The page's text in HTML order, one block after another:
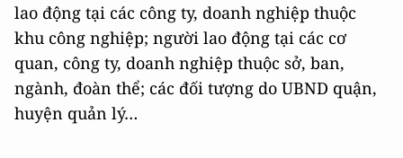
lao động tại các công ty, doanh nghiệp thuộc
khu công nghiệp; người lao động tại các cơ
quan, công ty, doanh nghiệp thuộc sở, ban,
ngành, đoàn thể; các đối tượng do UBND quận,
huyện quản lý…